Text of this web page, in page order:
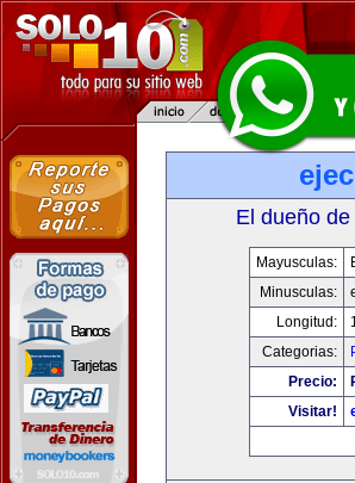
El dueño
Mayusculas:
Minusculas:
Longitud:
Categorias:
Precio:
Visitar!